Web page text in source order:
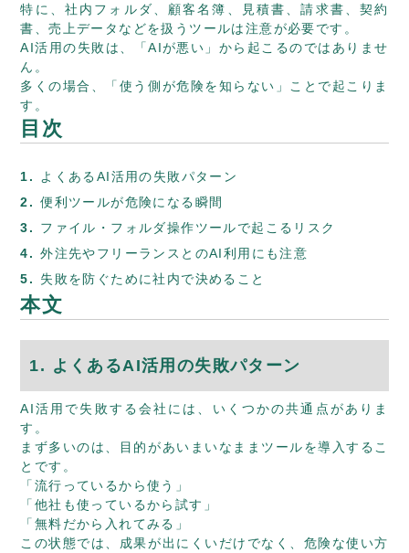
特に、社内フォルダ、顧客名簿、見積書、請求書、契約
書、売上データなどを扱うツールは注意が必要です。
AI活用の失敗は、「AIが悪い」から起こるのではありませ
ん。
多くの場合、「使う側が危険を知らない」ことで起こりま
す。
目次
よくあるAI活用の失敗パターン
便利ツールが危険になる瞬間
ファイル・フォルダ操作ツールで起こるリスク
外注先やフリーランスとのAI利用にも注意
失敗を防ぐために社内で決めること
本文
1. よくあるAI活用の失敗パターン
AI活用で失敗する会社には、いくつかの共通点がありま
す。
まず多いのは、目的があいまいなままツールを導入するこ
とです。
「流行っているから使う」
「他社も使っているから試す」
「無料だから入れてみる」
この状態では、成果が出にくいだけでなく、危険な使い方